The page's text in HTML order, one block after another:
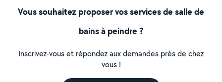
Vous souhaitez proposer vos services de salle de
bains à peindre ?
Inscrivez-vous et répondez aux demandes près de chez
vous !